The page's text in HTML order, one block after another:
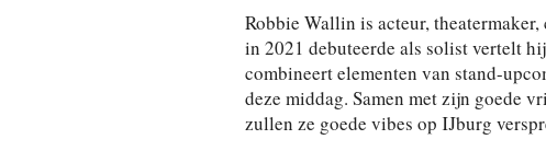
Robbie Wallin is acteur,
in 2021 debuteerde als solist vertelt
combineert elementen van stand-
deze middag. Samen met zijn goede
zullen ze goede vibes op IJburg